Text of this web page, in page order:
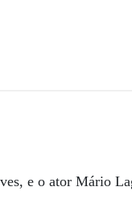
e o ator Mário